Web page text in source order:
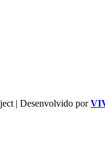
| Desenvolvido por